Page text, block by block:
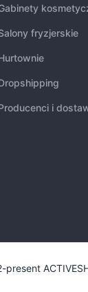
fryzjerskie
i